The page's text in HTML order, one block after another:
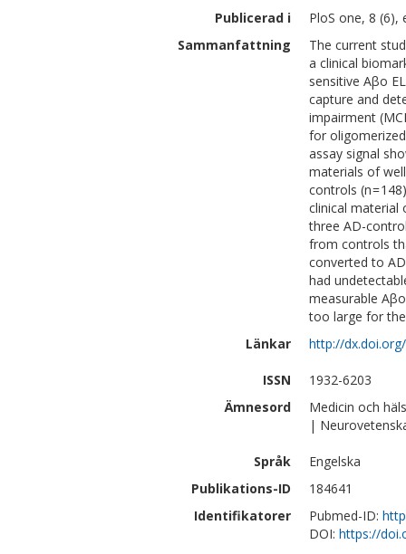
Publicerad i
PloS one, 8 (6),
Sammanfattning
The current
a clinical
sensitive Aβo
capture and
impairment
for
assay signal
materials of
controls (n =
clinical material
three AD-
from controls
converted to
had
measurable
too large for
Länkar
http://
ISSN
1932-6203
Ämnesord
Medicin och
|
Språk
Engelska
Publikations-ID
184641
Identifikatorer
Pubmed-ID:
DOI: https://